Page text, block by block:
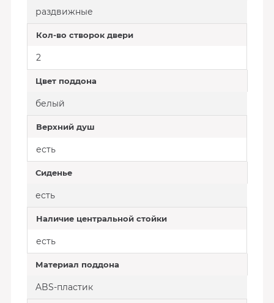
раздвижные
Кол-во створок двери
2
Цвет поддона
белый
Верхний душ
есть
Сиденье
есть
Наличие центральной стойки
есть
Материал поддона
ABS-пластик